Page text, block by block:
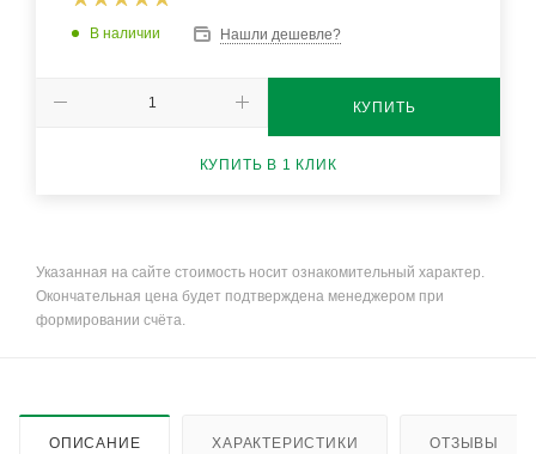
В наличии Нашли дешевле?
КУПИТЬ
КУПИТЬ В 1 КЛИК
Указанная на сайте стоимость носит ознакомительный характер.
Окончательная цена будет подтверждена менеджером при
формировании счёта.
ОПИСАНИЕ ХАРАКТЕРИСТИКИ ОТЗЫВЫ